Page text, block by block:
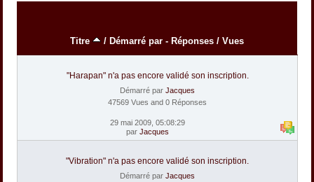
Titre / Démarré par - Réponses / Vues
"Harapan" n'a pas encore validé son inscription.
Démarré par Jacques
47569 Vues and 0 Réponses
29 mai 2009, 05:08:29
par Jacques
"Vibration" n'a pas encore validé son inscription.
Démarré par Jacques